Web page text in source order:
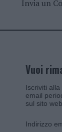
Invia un
Vuoi
Iscriviti
email
sul sito
Indirizzo